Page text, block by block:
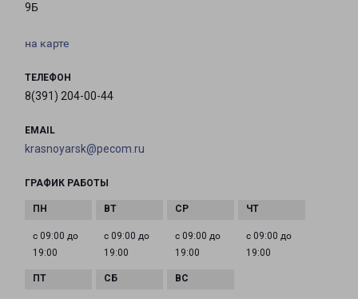
9Б
на карте
ТЕЛЕФОН
8(391) 204-00-44
EMAIL
krasnoyarsk@pecom.ru
ГРАФИК РАБОТЫ
с 09:00 до
19:00
с 09:00 до
19:00
с 09:00 до
19:00
с 09:00 до
19:00